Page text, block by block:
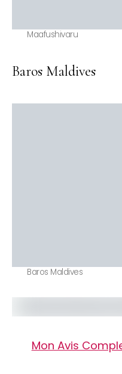
Maafushivaru
Baros Maldives
Baros Maldives
Mon Avis